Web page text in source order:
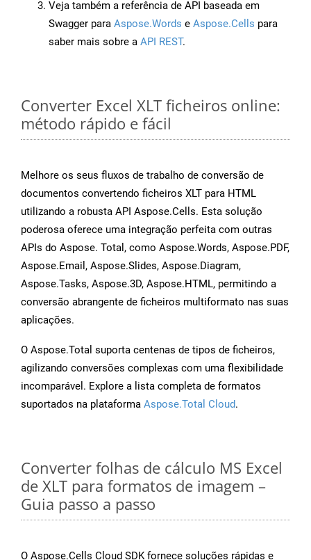
Veja também a referência de API baseada em
Swagger para Aspose.Words e Aspose.Cells para
saber mais sobre a API REST.
Converter Excel XLT ficheiros online:
método rápido e fácil
Melhore os seus fluxos de trabalho de conversão de
documentos convertendo ficheiros XLT para HTML
utilizando a robusta API Aspose.Cells. Esta solução
poderosa oferece uma integração perfeita com outras
APIs do Aspose. Total, como Aspose.Words, Aspose.PDF,
Aspose.Email, Aspose.Slides, Aspose.Diagram,
Aspose.Tasks, Aspose.3D, Aspose.HTML, permitindo a
conversão abrangente de ficheiros multiformato nas suas
aplicações.
O Aspose.Total suporta centenas de tipos de ficheiros,
agilizando conversões complexas com uma flexibilidade
incomparável. Explore a lista completa de formatos
suportados na plataforma Aspose.Total Cloud.
Converter folhas de cálculo MS Excel
de XLT para formatos de imagem –
Guia passo a passo
O Aspose.Cells Cloud SDK fornece soluções rápidas e